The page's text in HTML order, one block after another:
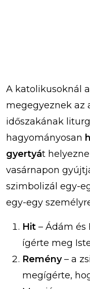
A katolikusoknál
megegyeznek az
időszakának
hagyományosan
gyertyát
vasárnapon
szimbolizál egy-
egy-egy
Hit – Ádám
ígérte meg
Remény– a
megígérte,